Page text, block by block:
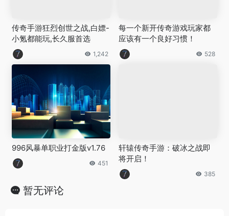
传奇手游狂烈创世之战,白嫖-
小氪都能玩,长久服首选
1,242
每一个新开传奇游戏玩家都
应该有一个良好习惯！
528
996风暴单职业打金版v1.76
451
轩辕传奇手游：破冰之战即
将开启！
385
暂无评论